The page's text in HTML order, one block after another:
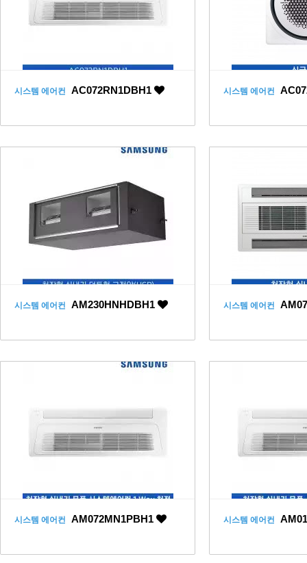
시스템 에어컨 AC072RN1DBH1 시스템 에어컨
시스템 에어컨 AM230HNHDBH1 시스템 에어컨
시스템 에어컨 AM072MN1PBH1 시스템 에어컨